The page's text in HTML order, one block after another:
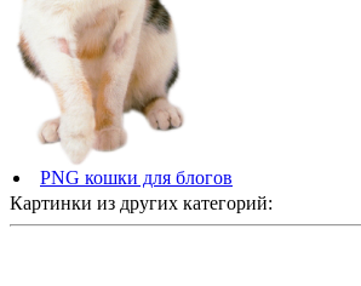
PNG кошки для блогов
Картинки из других категорий: